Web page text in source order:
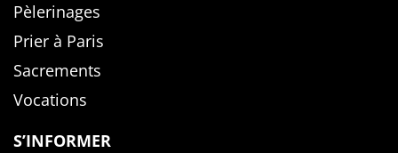
Pèlerinages
Prier à Paris
Sacrements
Vocations
S’INFORMER